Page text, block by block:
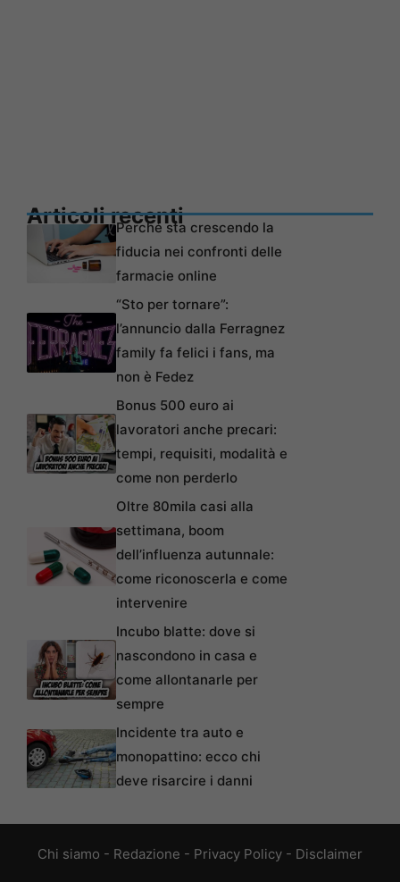
Articoli recentiPerché sta crescendo la
fiducia nei confronti delle
farmacie online
“Sto per tornare”:
l’annuncio dalla Ferragnez
family fa felici i fans, ma
non è Fedez
Bonus 500 euro ai
lavoratori anche precari:
tempi, requisiti, modalità e
come non perderlo
Oltre 80mila casi alla
settimana, boom
dell’influenza autunnale:
come riconoscerla e come
intervenire
Incubo blatte: dove si
nascondono in casa e
come allontanarle per
sempre
Incidente tra auto e
monopattino: ecco chi
deve risarcire i danni
Chi siamo - Redazione - Privacy Policy - Disclaimer